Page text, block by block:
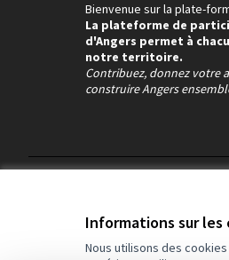
Informations sur les
Nous utilisons des
Bienvenue sur la plate-
La plateforme de
d'Angers permet à
notre territoire.
Contribuez, donnez votre
construire Angers